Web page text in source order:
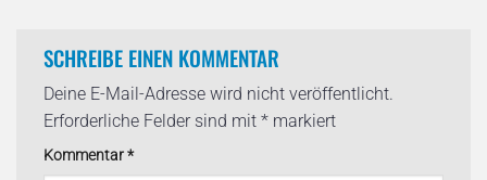
SCHREIBE EINEN KOMMENTAR
Deine E-Mail-Adresse wird nicht veröffentlicht.
Erforderliche Felder sind mit * markiert
Kommentar*